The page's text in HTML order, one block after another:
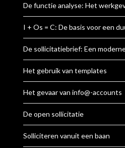
De functie analyse: Het
I + Os = C: De basis voor een
De sollicitatiebrief: Een
Het gebruik van templates
Het gevaar van info@-accounts
De open sollicitatie
Solliciteren vanuit een baan